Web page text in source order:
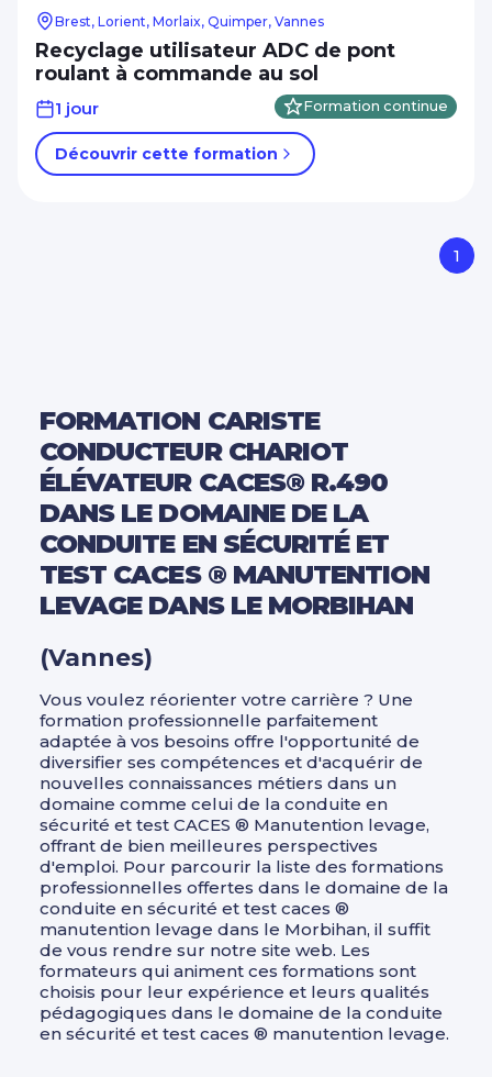
Brest, Lorient, Morlaix, Quimper, Vannes
Recyclage utilisateur ADC de pont
roulant à commande au sol
1 jour Formation continue
Découvrir cette formation
1
FORMATION CARISTE
CONDUCTEUR CHARIOT
ÉLÉVATEUR CACES® R.490
DANS LE DOMAINE DE LA
CONDUITE EN SÉCURITÉ ET
TEST CACES ® MANUTENTION
LEVAGE DANS LE MORBIHAN
(Vannes)
Vous voulez réorienter votre carrière ? Une
formation professionnelle parfaitement
adaptée à vos besoins offre l'opportunité de
diversifier ses compétences et d'acquérir de
nouvelles connaissances métiers dans un
domaine comme celui de la conduite en
sécurité et test CACES ® Manutention levage,
offrant de bien meilleures perspectives
d'emploi. Pour parcourir la liste des formations
professionnelles offertes dans le domaine de la
conduite en sécurité et test caces ®
manutention levage dans le Morbihan, il suffit
de vous rendre sur notre site web. Les
formateurs qui animent ces formations sont
choisis pour leur expérience et leurs qualités
pédagogiques dans le domaine de la conduite
en sécurité et test caces ® manutention levage.